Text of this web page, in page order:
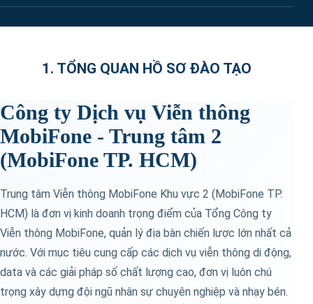
1. TỔNG QUAN HỒ SƠ ĐÀO TẠO
Công ty Dịch vụ Viễn thông
MobiFone - Trung tâm 2
(MobiFone TP. HCM)
Trung tâm Viễn thông MobiFone Khu vực 2 (MobiFone TP.
HCM) là đơn vị kinh doanh trọng điểm của Tổng Công ty
Viễn thông MobiFone, quản lý địa bàn chiến lược lớn nhất cả
nước. Với mục tiêu cung cấp các dịch vụ viễn thông di động,
data và các giải pháp số chất lượng cao, đơn vị luôn chú
trọng xây dựng đội ngũ nhân sự chuyên nghiệp và nhạy bén.